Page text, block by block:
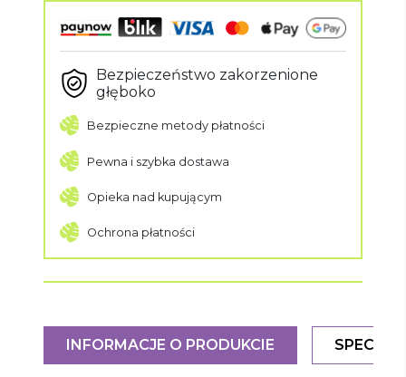
Bezpieczeństwo zakorzenione
głęboko
Bezpieczne metody płatności
Pewna i szybka dostawa
Opieka nad kupującym
Ochrona płatności
INFORMACJE O PRODUKCIE